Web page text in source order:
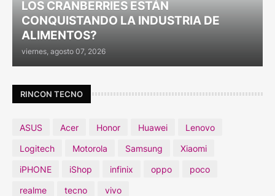
LOS CRANBERRIES ESTÁN
CONQUISTANDO LA INDUSTRIA DE
ALIMENTOS?
viernes, agosto 07, 2026
RINCON TECNO
ASUS Acer Honor Huawei
Lenovo
Logitech
Motorola Samsung
Xiaomi
iPHONE
iShop infinix oppo
poco
realme
tecno vivo